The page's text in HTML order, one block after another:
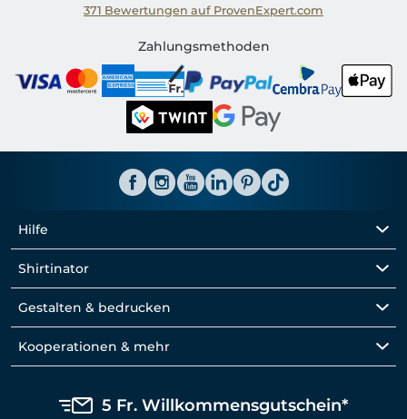
Shirtinator CH
371 Bewertungen auf ProvenExpert.com
Zahlungsmethoden
Hilfe
Shirtinator
Gestalten & bedrucken
Kooperationen & mehr
5 Fr. Willkommensgutschein*